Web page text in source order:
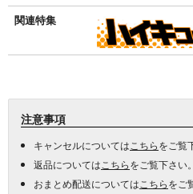
関連特集
注意事項
キャンセルについては こちらをご覧
返品については こちらをご覧下さい。
おまとめ配送については こちらをご